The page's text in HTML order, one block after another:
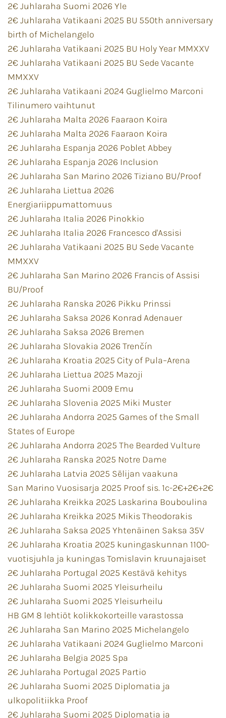
2€ Juhlaraha Suomi 2026 Yle
2€ Juhlaraha Vatikaani 2025 BU 550th anniversary
birth of Michelangelo
2€ Juhlaraha Vatikaani 2025 BU Holy Year MMXXV
2€ Juhlaraha Vatikaani 2025 BU Sede Vacante
MMXXV
2€ Juhlaraha Vatikaani 2024 Guglielmo Marconi
Tilinumero vaihtunut
2€ Juhlaraha Malta 2026 Faaraon Koira
2€ Juhlaraha Malta 2026 Faaraon Koira
2€ Juhlaraha Espanja 2026 Poblet Abbey
2€ Juhlaraha Espanja 2026 Inclusion
2€ Juhlaraha San Marino 2026 Tiziano BU/Proof
2€ Juhlaraha Liettua 2026
Energiariippumattomuus
2€ Juhlaraha Italia 2026 Pinokkio
2€ Juhlaraha Italia 2026 Francesco d'Assisi
2€ Juhlaraha Vatikaani 2025 BU Sede Vacante
MMXXV
2€ Juhlaraha San Marino 2026 Francis of Assisi
BU/Proof
2€ Juhlaraha Ranska 2026 Pikku Prinssi
2€ Juhlaraha Saksa 2026 Konrad Adenauer
2€ Juhlaraha Saksa 2026 Bremen
2€ Juhlaraha Slovakia 2026 Trenčín
2€ Juhlaraha Kroatia 2025 City of Pula–Arena
2€ Juhlaraha Liettua 2025 Mazoji
2€ Juhlaraha Suomi 2009 Emu
2€ Juhlaraha Slovenia 2025 Miki Muster
2€ Juhlaraha Andorra 2025 Games of the Small
States of Europe
2€ Juhlaraha Andorra 2025 The Bearded Vulture
2€ Juhlaraha Ranska 2025 Notre Dame
2€ Juhlaraha Latvia 2025 Sēlijan vaakuna
San Marino Vuosisarja 2025 Proof sis. 1c-2€+2€+2€
2€ Juhlaraha Kreikka 2025 Laskarina Bouboulina
2€ Juhlaraha Kreikka 2025 Mikis Theodorakis
2€ Juhlaraha Saksa 2025 Yhtenäinen Saksa 35V
2€ Juhlaraha Kroatia 2025 kuningaskunnan 1100-
vuotisjuhla ja kuningas Tomislavin kruunajaiset
2€ Juhlaraha Portugal 2025 Kestävä kehitys
2€ Juhlaraha Suomi 2025 Yleisurheilu
2€ Juhlaraha Suomi 2025 Yleisurheilu
HB GM 8 lehtiöt kolikkokorteille varastossa
2€ Juhlaraha San Marino 2025 Michelangelo
2€ Juhlaraha Vatikaani 2024 Guglielmo Marconi
2€ Juhlaraha Belgia 2025 Spa
2€ Juhlaraha Portugal 2025 Partio
2€ Juhlaraha Suomi 2025 Diplomatia ja
ulkopolitiikka Proof
2€ Juhlaraha Suomi 2025 Diplomatia ja